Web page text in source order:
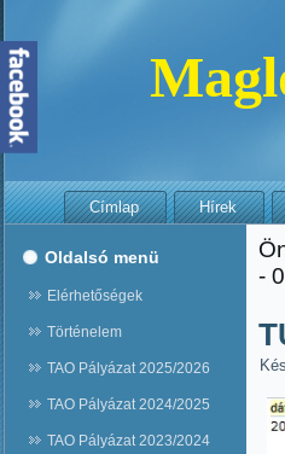
Címlap Hírek
Oldalsó menü
Elérhetőségek
Történelem
TAO Pályázat 2025/2026
TAO Pályázat 2024/2025
TAO Pályázat 2023/2024
- 0